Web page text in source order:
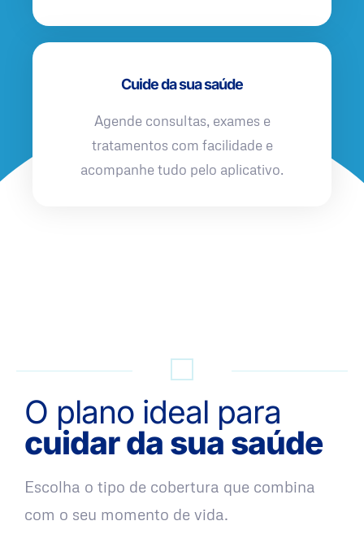
Cuide da sua saúde
Agende consultas, exames e
tratamentos com facilidade e
acompanhe tudo pelo aplicativo.
O plano ideal para
cuidar da sua saúde
Escolha o tipo de cobertura que combina
com o seu momento de vida.